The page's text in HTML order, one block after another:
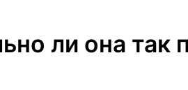
ли она так